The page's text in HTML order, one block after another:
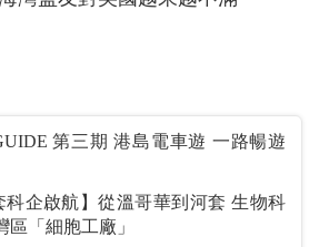
第三期 港島電車遊 一路暢遊
企啟航】從溫哥華到河套 生物科
區「細胞工廠」